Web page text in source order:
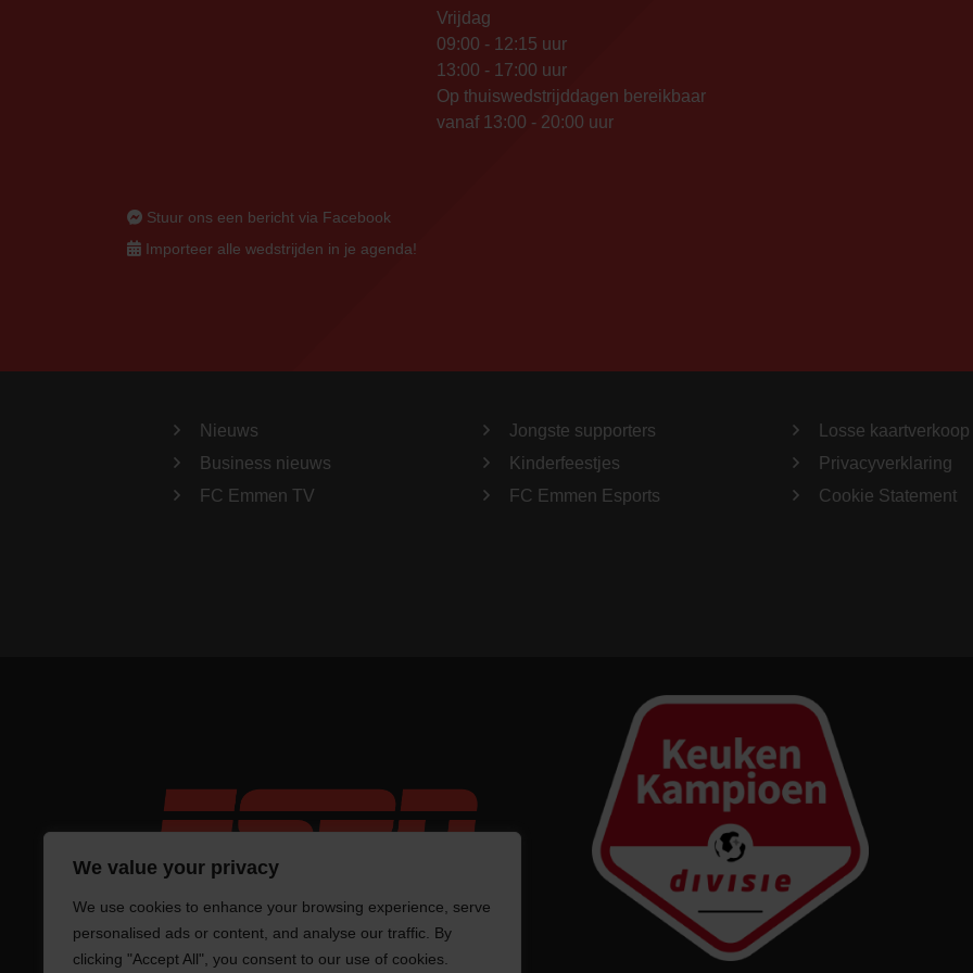
We value your privacy
We use cookies to enhance your browsing experience, serve
personalised ads or content, and analyse our traffic. By
clicking "Accept All", you consent to our use of cookies.
Vrijdag
09:00 - 12:15 uur
13:00 - 17:00 uur
Op thuiswedstrijddagen bereikbaar
vanaf 13:00 - 20:00 uur
Stuur ons een bericht via Facebook
Importeer alle wedstrijden in je agenda!
Nieuws
Business nieuws
FC Emmen TV
Jongste supporters
Kinderfeestjes
FC Emmen Esports
Losse kaartverkoop
Privacyverklaring
Cookie Statement